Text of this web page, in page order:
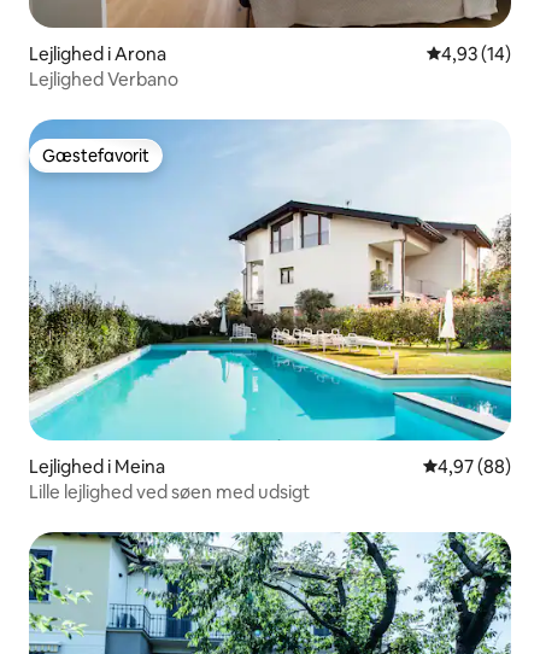
Lejlighed i Arona 4,93 ud af 5
4,93 (14)
Lejlighed Verbano
Gæstefavorit
Gæstefavorit
Lejlighed i Meina 4,97 ud af 5 i
4,97 (88)
Lille lejlighed ved søen med udsigt